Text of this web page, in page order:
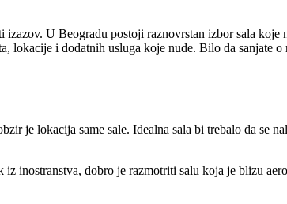
U Beogradu postoji raznovrstan izbor sala
lokacije i dodatnih usluga koje nude. Bilo da sanjate
je lokacija same sale. Idealna sala bi trebalo da se
inostranstva, dobro je razmotriti salu koja je blizu